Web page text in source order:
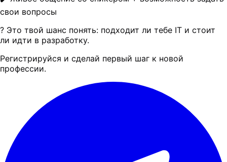
свои вопросы
? Это твой шанс понять: подходит ли тебе IT и стоит
ли идти в разработку.
Регистрируйся и сделай первый шаг к новой
профессии.